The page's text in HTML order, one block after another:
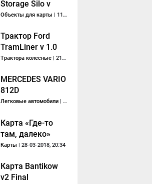
Storage Silo v
1.0.0.1
Объекты для карты | 11-11-2017, 20:09
Трактор Ford
TramLiner v 1.0
Трактора колесные | 21-10-2017, 15:05
MERCEDES VARIO
812D
Легковые автомобили | 18-10-2013, 09:25
Карта «Где-то
там, далеко»
Карты | 28-03-2018, 20:34
Карта Bantikow
v2 Final